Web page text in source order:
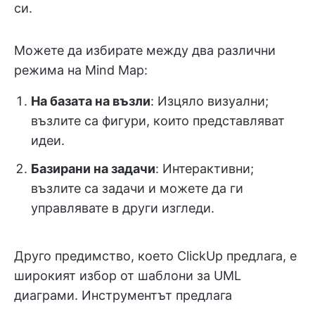
си.
Можете да избирате между два различни
режима на Mind Map:
На базата на възли: Изцяло визуални;
възлите са фигури, които представляват
идеи.
Базирани на задачи: Интерактивни;
възлите са задачи и можете да ги
управлявате в други изгледи.
Друго предимство, което ClickUp предлага, е
широкият избор от шаблони за UML
диаграми. Инструментът предлага